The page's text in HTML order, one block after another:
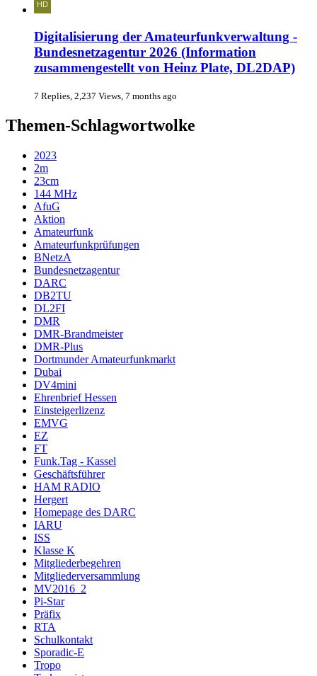
Digitalisierung der Amateurfunkverwaltung -
Bundesnetzagentur 2026 (Information
zusammengestellt von Heinz Plate, DL2DAP)
7 Replies, 2,237 Views, 7 months ago
Themen-Schlagwortwolke
2023
2m
23cm
144 MHz
AfuG
Aktion
Amateurfunk
Amateurfunkprüfungen
BNetzA
Bundesnetzagentur
DARC
DB2TU
DL2FI
DMR
DMR-Brandmeister
DMR-Plus
Dortmunder Amateurfunkmarkt
Dubai
DV4mini
Ehrenbrief Hessen
Einsteigerlizenz
EMVG
EZ
FT
Funk.Tag - Kassel
Geschäftsführer
HAM RADIO
Hergert
Homepage des DARC
IARU
ISS
Klasse K
Mitgliederbegehren
Mitgliederversammlung
MV2016_2
Pi-Star
Präfix
RTA
Schulkontakt
Sporadic-E
Tropo